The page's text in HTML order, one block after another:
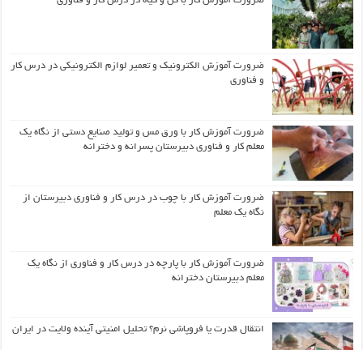
ضرورت آموزش الکترونیک و تعمیر لوازم الکترونیکی در درس کار
و فناوری
ضرورت آموزش کار با ورق مس و تولید صنایع دستی از نگاه یک
معلم کار و فناوری دبیرستان پسرانه و دخترانه
ضرورت آموزش کار با چوب در درس کار و فناوری دبیرستان از
نگاه یک معلم
ضرورت آموزش کار با پارچه در درس کار و فناوری از نگاه یک
معلم دبیرستان دخترانه
انتقال قدرت یا فروپاشی نرم؟ تحلیل امنیتی آینده ولایت در ایران